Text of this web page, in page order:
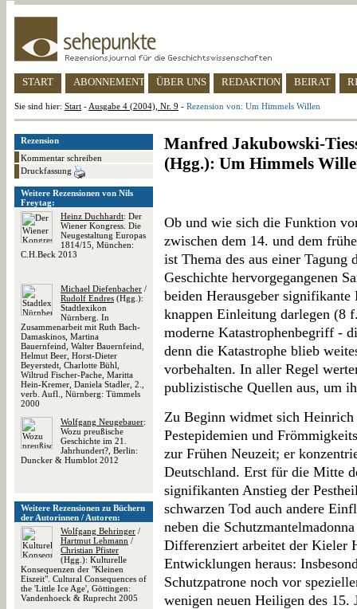
START ABONNEMENT ÜBER UNS REDAKTION BEIRAT
Sie sind hier: Start - Ausgabe 4 (2004), Nr. 9 - Rezension von: Um Himmels Willen
Rezension
Kommentar schreiben
Druckfassung
Weitere Rezensionen von Nils
Freytag:
Heinz Duchhardt: Der
Wiener Kongress. Die
Neugestaltung Europas
1814/15, München:
C.H.Beck 2013
Michael Diefenbacher /
Rudolf Endres (Hgg.):
Stadtlexikon
Nürnberg. In
Zusammenarbeit mit Ruth Bach-
Damaskinos, Martina
Bauernfeind, Walter Bauernfeind,
Helmut Beer, Horst-Dieter
Beyerstedt, Charlotte Bühl,
Wiltrud Fischer-Pache, Maritta
Hein-Kremer, Daniela Stadler, 2.,
verb. Aufl., Nürnberg: Tümmels
2000
Wolfgang Neugebauer:
Wozu preußische
Geschichte im 21.
Jahrhundert?, Berlin:
Duncker & Humblot 2012
Weitere Rezensionen zu Büchern
der Autorinnen / Autoren:
Wolfgang Behringer /
Hartmut Lehmann /
Christian Pfister
(Hgg.): Kulturelle
Konsequenzen der "Kleinen
Eiszeit". Cultural Consequences of
the 'Little Ice Age', Göttingen:
Vandenhoeck & Ruprecht 2005
Manfred Jakubowski-
(Hgg.): Um Himmels
Ob und wie sich die Funktion
zwischen dem 14. und dem
ist Thema des aus einer
Geschichte hervorgegangenen
beiden Herausgeber
knappen Einleitung darlegen (8
moderne Katastrophenbegriff -
denn die Katastrophe blieb
vorbehalten. In aller Regel
publizistische Quellen aus, um
Zu Beginn widmet sich
Pestepidemien und
zur Frühen Neuzeit; er
Deutschland. Erst für die Mitte
signifikanten Anstieg der
schwarzen Tod auch andere
neben die
Differenziert arbeitet der Kieler
Entwicklungen heraus:
Schutzpatrone noch vor
wenigen neuen Heiligen des